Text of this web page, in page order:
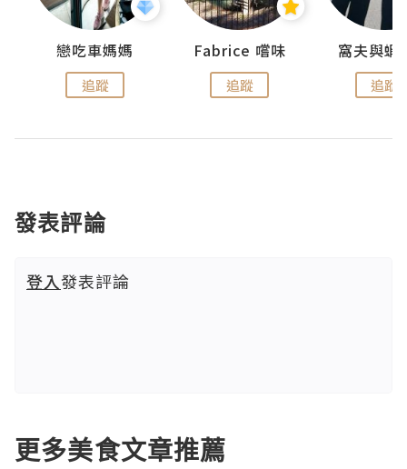
戀吃車媽媽
追蹤
Fabrice 嚐味
追蹤
窩夫與蝦
追蹤
發表評論
登入發表評論
更多美食文章推薦